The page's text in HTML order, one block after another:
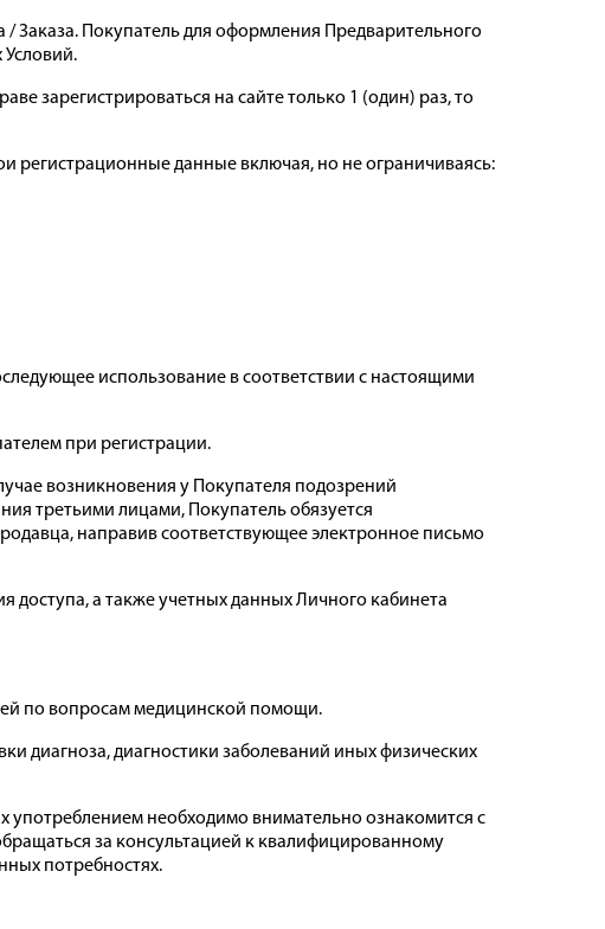
Заказа. Покупатель для оформления Предварительного
Условий.
зарегистрироваться на сайте только 1 (один) раз, то
регистрационные данные включая, но не ограничиваясь:
использование в соответствии с настоящими
при регистрации.
возникновения у Покупателя подозрений
третьими лицами, Покупатель обязуется
направив соответствующее электронное письмо
доступа, а также учетных данных Личного кабинета
по вопросам медицинской помощи.
диагноза, диагностики заболеваний иных физических
употреблением необходимо внимательно ознакомится с
за консультацией к квалифицированному
потребностях.